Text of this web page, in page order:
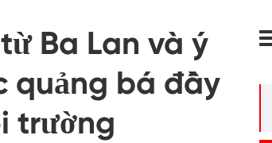
nhiệt độ cao thấp
độ không đổi
Ba Lan và ý
quảng bá đầy
trường